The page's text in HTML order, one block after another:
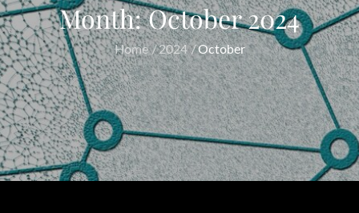
Month:October 2024
Home 2024 October